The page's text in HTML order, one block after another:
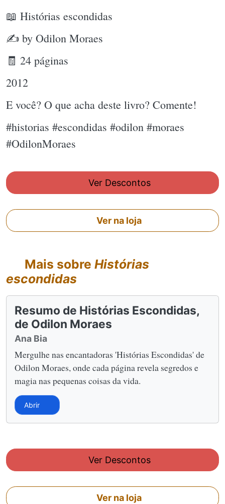
📖 Histórias escondidas
✍ by Odilon Moraes
🧾 24 páginas
2012
E você? O que acha deste livro? Comente!
#historias #escondidas #odilon #moraes
#OdilonMoraes
Ver Descontos
Ver na loja
Mais sobre Histórias
escondidas
Resumo de Histórias Escondidas,
de Odilon Moraes
Ana Bia
Mergulhe nas encantadoras 'Histórias Escondidas' de
Odilon Moraes, onde cada página revela segredos e
magia nas pequenas coisas da vida.
Abrir
Ver Descontos
Ver na loja